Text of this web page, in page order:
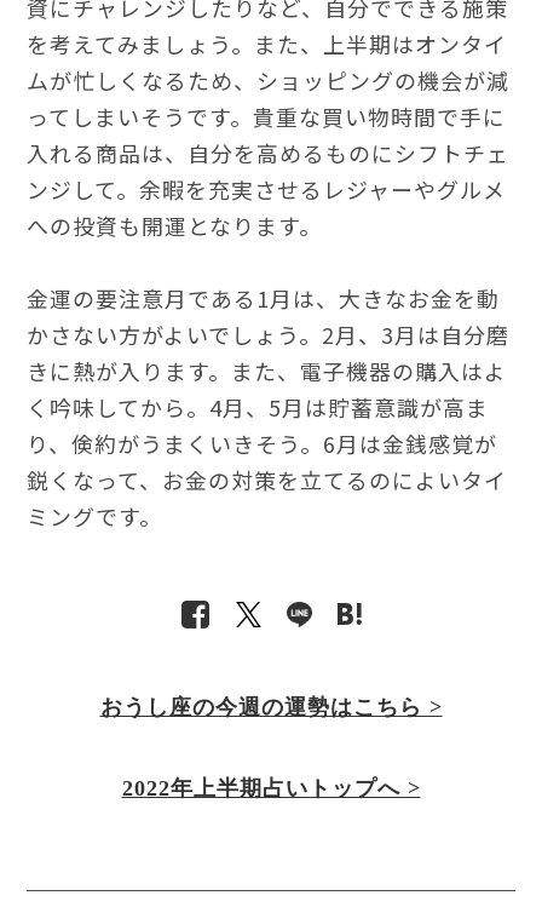
資にチャレンジしたりなど、自分でできる施策
を考えてみましょう。また、上半期はオンタイ
ムが忙しくなるため、ショッピングの機会が減
ってしまいそうです。貴重な買い物時間で手に
入れる商品は、自分を高めるものにシフトチェ
ンジして。余暇を充実させるレジャーやグルメ
への投資も開運となります。
金運の要注意月である1月は、大きなお金を動
かさない方がよいでしょう。2月、3月は自分磨
きに熱が入ります。また、電子機器の購入はよ
く吟味してから。4月、5月は貯蓄意識が高ま
り、倹約がうまくいきそう。6月は金銭感覚が
鋭くなって、お金の対策を立てるのによいタイ
ミングです。
おうし座の今週の運勢はこちら >
2022年上半期占いトップへ >